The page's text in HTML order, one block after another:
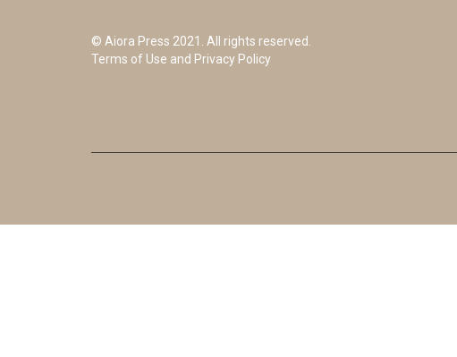
© Aiora Press 2021. All rights reserved.
Terms of Use and Privacy Policy